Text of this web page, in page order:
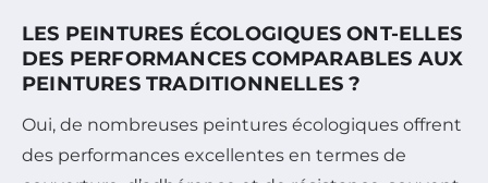
LES PEINTURES ÉCOLOGIQUES ONT-ELLES
DES PERFORMANCES COMPARABLES AUX
PEINTURES TRADITIONNELLES ?
Oui, de nombreuses peintures écologiques offrent
des performances excellentes en termes de